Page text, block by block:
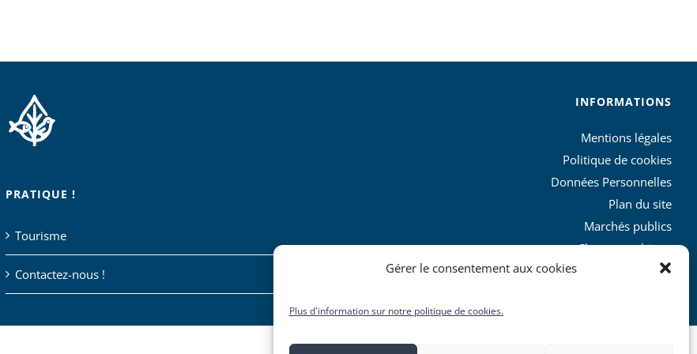
Gérer le consentement aux cookies
Plus d'information sur notre politique de cookies.
PRATIQUE !
Tourisme
Contactez-nous !
INFORMATIONS
Mentions légales
Politique de cookies
Données Personnelles
Plan du site
Marchés publics
Charte graphique
L’agglo recrute